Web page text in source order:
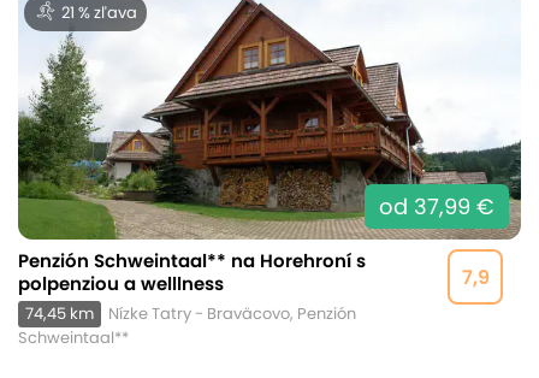
21 % zľava
od 37,99 €
7,9
Penzión Schweintaal** na Horehroní s
polpenziou a welllness
74,45 km
Nízke Tatry - Braväcovo, Penzión
Schweintaal**